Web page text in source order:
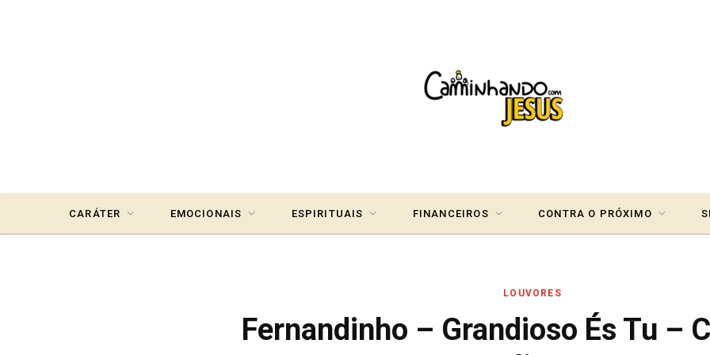
CARÁTER EMOCIONAIS ESPIRITUAIS FINANCEIROS CONTRA O PRÓXIMO
LOUVORES
Fernandinho – Grandioso És Tu –